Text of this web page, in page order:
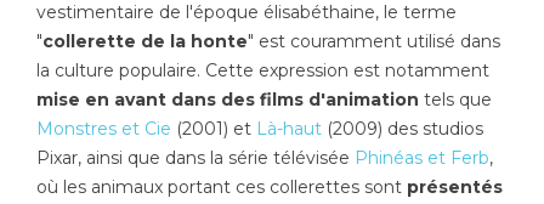
vestimentaire de l'époque élisabéthaine, le terme
"collerette de la honte" est couramment utilisé dans
la culture populaire. Cette expression est notamment
mise en avant dans des films d'animation tels que
Monstres et Cie (2001) et Là-haut (2009) des studios
Pixar, ainsi que dans la série télévisée Phinéas et Ferb,
où les animaux portant ces collerettes sont présentés